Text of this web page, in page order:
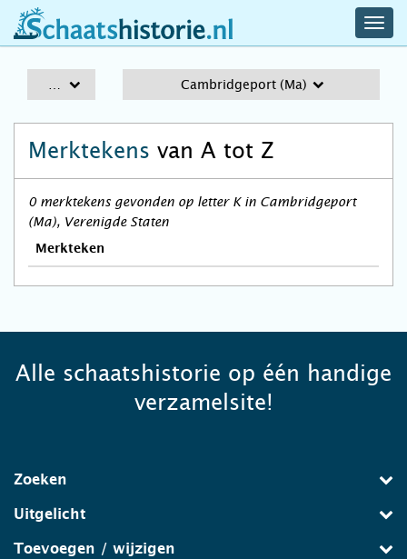
schaatshistorie.nl
Cambridgeport (Ma)
Merktekens van A tot Z
0 merktekens gevonden op letter K in Cambridgeport
(Ma), Verenigde Staten
Merkteken
Alle schaatshistorie op één handige
verzamelsite!
Zoeken
Uitgelicht
Toevoegen / wijzigen